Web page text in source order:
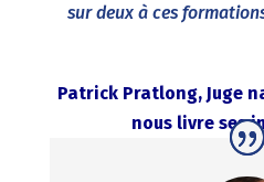
sur deux à ces
Patrick Pratlong, Juge
nous livre ses